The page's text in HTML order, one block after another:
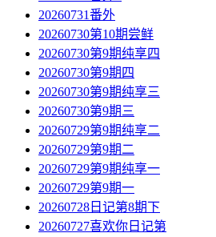
20260731番外
20260730第10期尝鲜
20260730第9期纯享四
20260730第9期四
20260730第9期纯享三
20260730第9期三
20260729第9期纯享二
20260729第9期二
20260729第9期纯享一
20260729第9期一
20260728日记第8期下
20260727喜欢你日记第